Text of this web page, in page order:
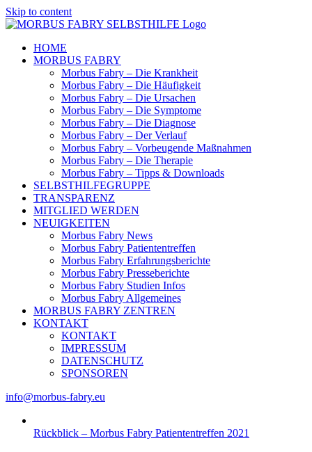
Skip to content
HOME
MORBUS FABRY
Morbus Fabry – Die Krankheit
Morbus Fabry – Die Häufigkeit
Morbus Fabry – Die Ursachen
Morbus Fabry – Die Symptome
Morbus Fabry – Die Diagnose
Morbus Fabry – Der Verlauf
Morbus Fabry – Vorbeugende Maßnahmen
Morbus Fabry – Die Therapie
Morbus Fabry – Tipps & Downloads
SELBSTHILFEGRUPPE
TRANSPARENZ
MITGLIED WERDEN
NEUIGKEITEN
Morbus Fabry News
Morbus Fabry Patiententreffen
Morbus Fabry Erfahrungsberichte
Morbus Fabry Presseberichte
Morbus Fabry Studien Infos
Morbus Fabry Allgemeines
MORBUS FABRY ZENTREN
KONTAKT
KONTAKT
IMPRESSUM
DATENSCHUTZ
SPONSOREN
info@morbus-fabry.eu
Rückblick – Morbus Fabry Patiententreffen 2021